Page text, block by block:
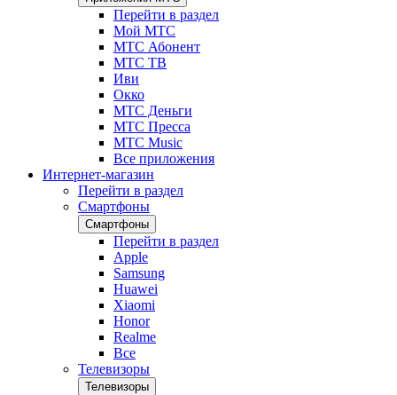
Перейти в раздел
Мой МТС
МТС Абонент
МТС ТВ
Иви
Окко
МТС Деньги
МТС Пресса
МТС Music
Все приложения
Интернет-магазин
Перейти в раздел
Смартфоны
Смартфоны
Перейти в раздел
Apple
Samsung
Huawei
Xiaomi
Honor
Realme
Все
Телевизоры
Телевизоры